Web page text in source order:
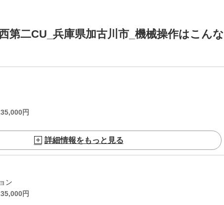
二CU_兵庫県加古川市_機械操作はこんな
円
詳細情報をもっと見る
ン
円